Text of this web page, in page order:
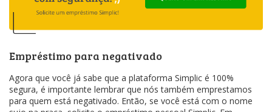
Empréstimo para negativado
Agora que você já sabe que a plataforma Simplic é 100%
segura, é importante lembrar que nós também emprestamos
para quem está negativado. Então, se você está com o nome